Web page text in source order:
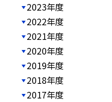
2023年度
2022年度
2021年度
2020年度
2019年度
2018年度
2017年度